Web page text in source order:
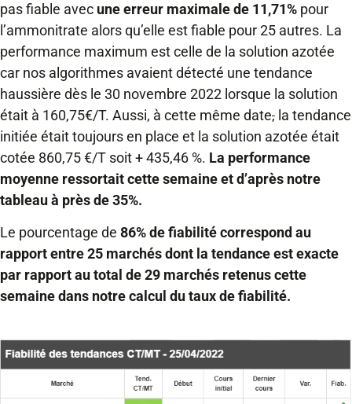
pas fiable avec une erreur maximale de 11,71% pour
l’ammonitrate alors qu’elle est fiable pour 25 autres. La
performance maximum est celle de la solution azotée
car nos algorithmes avaient détecté une tendance
haussière dès le 30 novembre 2022 lorsque la solution
était à 160,75€/T. Aussi, à cette même date, la tendance
initiée était toujours en place et la solution azotée était
cotée 860,75 €/T soit + 435,46 %. La performance
moyenne ressortait cette semaine et d’après notre
tableau à près de 35%.
Le pourcentage de 86% de fiabilité correspond au
rapport entre 25 marchés dont la tendance est exacte
par rapport au total de 29 marchés retenus cette
semaine dans notre calcul du taux de fiabilité.